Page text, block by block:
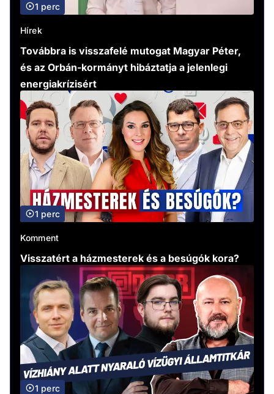
1 perc
Hírek
Továbbra is visszafelé mutogat Magyar Péter,
és az Orbán-kormányt hibáztatja a jelenlegi
energiakrízisért
1 perc
Komment
Visszatért a házmesterek és a besúgók kora?
1 perc